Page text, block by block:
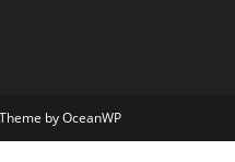
by OceanWP